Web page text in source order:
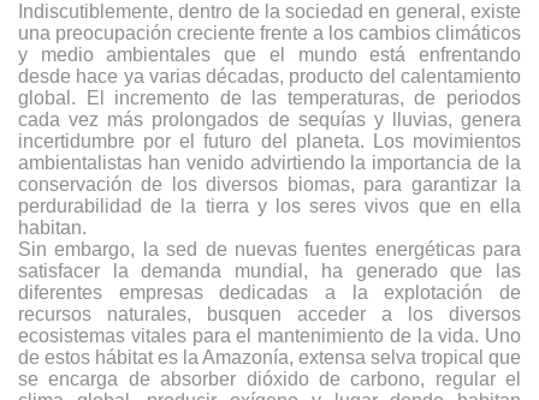
Indiscutiblemente, dentro de la sociedad en general, existe
una preocupación creciente frente a los cambios climáticos
y medio ambientales que el mundo está enfrentando
desde hace ya varias décadas, producto del calentamiento
global. El incremento de las temperaturas, de periodos
cada vez más prolongados de sequías y lluvias, genera
incertidumbre por el futuro del planeta. Los movimientos
ambientalistas han venido advirtiendo la importancia de la
conservación de los diversos biomas, para garantizar la
perdurabilidad de la tierra y los seres vivos que en ella
habitan.
Sin embargo, la sed de nuevas fuentes energéticas para
satisfacer la demanda mundial, ha generado que las
diferentes empresas dedicadas a la explotación de
recursos naturales, busquen acceder a los diversos
ecosistemas vitales para el mantenimiento de la vida. Uno
de estos hábitat es la Amazonía, extensa selva tropical que
se encarga de absorber dióxido de carbono, regular el